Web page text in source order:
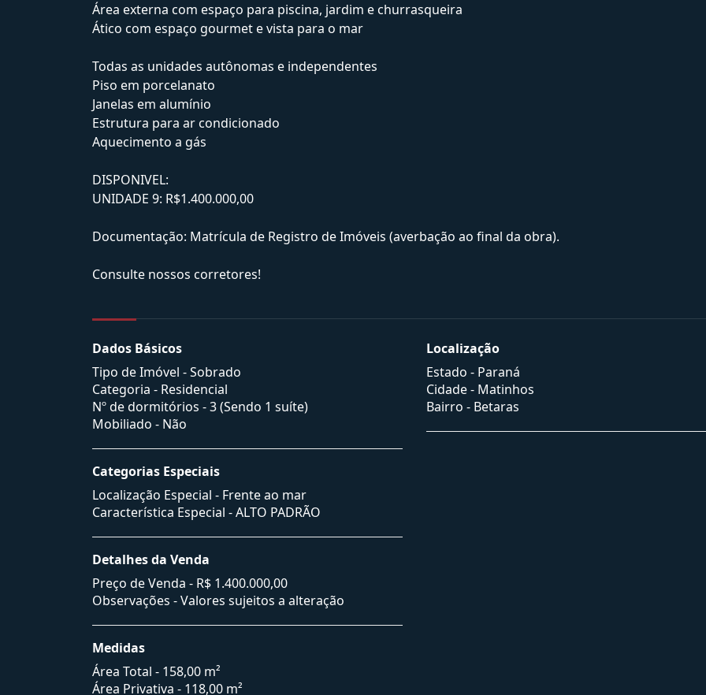
Área externa com espaço para piscina, jardim e churrasqueira
Ático com espaço gourmet e vista para o mar
Todas as unidades autônomas e independentes
Piso em porcelanato
Janelas em alumínio
Estrutura para ar condicionado
Aquecimento a gás
DISPONIVEL:
UNIDADE 9: R$1.400.000,00
Documentação: Matrícula de Registro de Imóveis (averbação ao final da obra).
Consulte nossos corretores!
Dados Básicos
Tipo de Imóvel - Sobrado
Categoria - Residencial
Nº de dormitórios - 3 (Sendo 1 suíte)
Mobiliado - Não
Categorias Especiais
Localização Especial - Frente ao mar
Característica Especial - ALTO PADRÃO
Detalhes da Venda
Preço de Venda - R$ 1.400.000,00
Observações - Valores sujeitos a alteração
Medidas
Área Total - 158,00 m²
Área Privativa - 118,00 m²
Localização
Estado - Paraná
Cidade - Matinhos
Bairro - Betaras